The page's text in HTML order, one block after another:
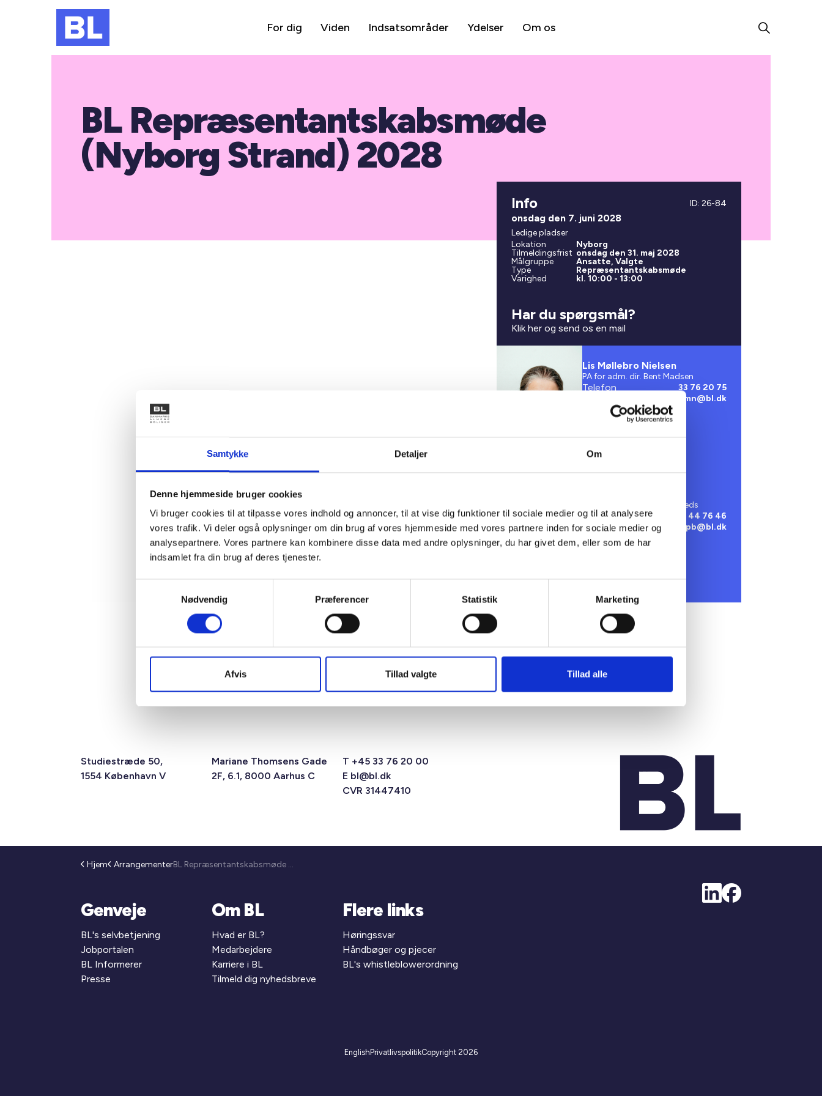
Samtykke Detaljer Om
Denne hjemmeside bruger cookies
Vi bruger cookies til at tilpasse vores indhold og annoncer, til at vise dig funktioner til sociale medier og til at analysere
vores trafik. Vi deler også oplysninger om din brug af vores hjemmeside med vores partnere inden for sociale medier og
analysepartnere. Vores partnere kan kombinere disse data med andre oplysninger, du har givet dem, eller som de har
indsamlet fra din brug af deres tjenester.
Nødvendig
Præferencer Statistik Marketing
Afvis Tillad valgte Tillad alle
For dig Viden Indsatsområder Ydelser Om os
BL Repræsentantskabsmøde
(Nyborg Strand) 2028
Info ID: 26-84
onsdag den 7. juni 2028
Ledige pladser
Lokation
Nyborg
Tilmeldingsfrist onsdag den 31. maj 2028
Målgruppe
Ansatte, Valgte
Type
Repræsentantskabsmøde
Varighed
kl. 10:00 - 13:00
Har du spørgsmål?
Klik her og send os en mail
Lis Møllebro Nielsen
PA for adm. dir. Bent Madsen
Telefon 33 76 20 75
lmn@bl.dk
Sekretær i 2., 3., 9. og 11. kreds
Telefon 20 44 76 46
Email pb@bl.dk
Studiestræde 50,
1554 København V
Mariane Thomsens Gade
2F, 6.1, 8000 Aarhus C
T +45 33 76 20 00
E bl@bl.dk
CVR 31447410
Hjem Arrangementer BL Repræsentantskabsmøde (Nyborg Strand) 2028 (26-84)
Genveje
BL's selvbetjening
Jobportalen
BL Informerer
Presse
Om BL
Hvad er BL?
Medarbejdere
Karriere i BL
Tilmeld dig nyhedsbreve
Flere links
Høringssvar
Håndbøger og pjecer
BL's whistleblowerordning
EnglishPrivatlivspolitikCopyright 2026